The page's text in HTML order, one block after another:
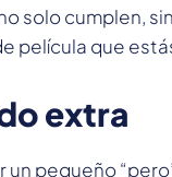
solo cumplen,
película que
extra
un pequeño